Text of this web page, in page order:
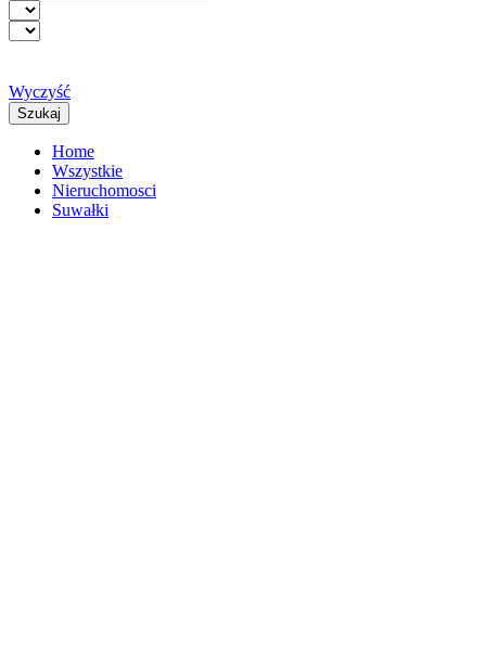
Wyczyść
Szukaj
Home
Wszystkie
Nieruchomosci
Suwałki